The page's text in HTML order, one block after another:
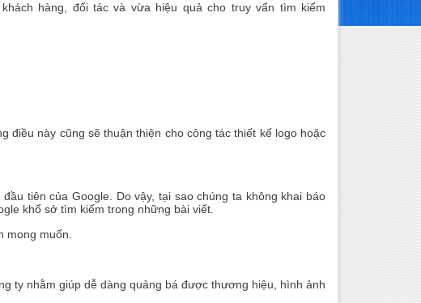
hàng, đối tác và vừa hiệu quả cho truy vấn tìm kiếm
điều này cũng sẽ thuận thiện cho công tác thiết kế logo hoặc
tiên của Google. Do vậy, tại sao chúng ta không khai báo
khổ sở tìm kiếm trong những bài viết.
mong muốn.
ty nhằm giúp dễ dàng quảng bá được thương hiệu, hình ảnh